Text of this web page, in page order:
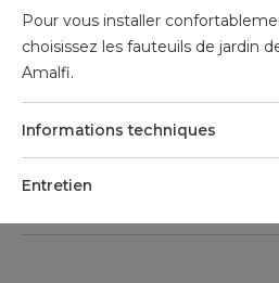
Pour vous installer
choisissez les fauteuils de jardin
Amalfi.
Informations techniques
Entretien